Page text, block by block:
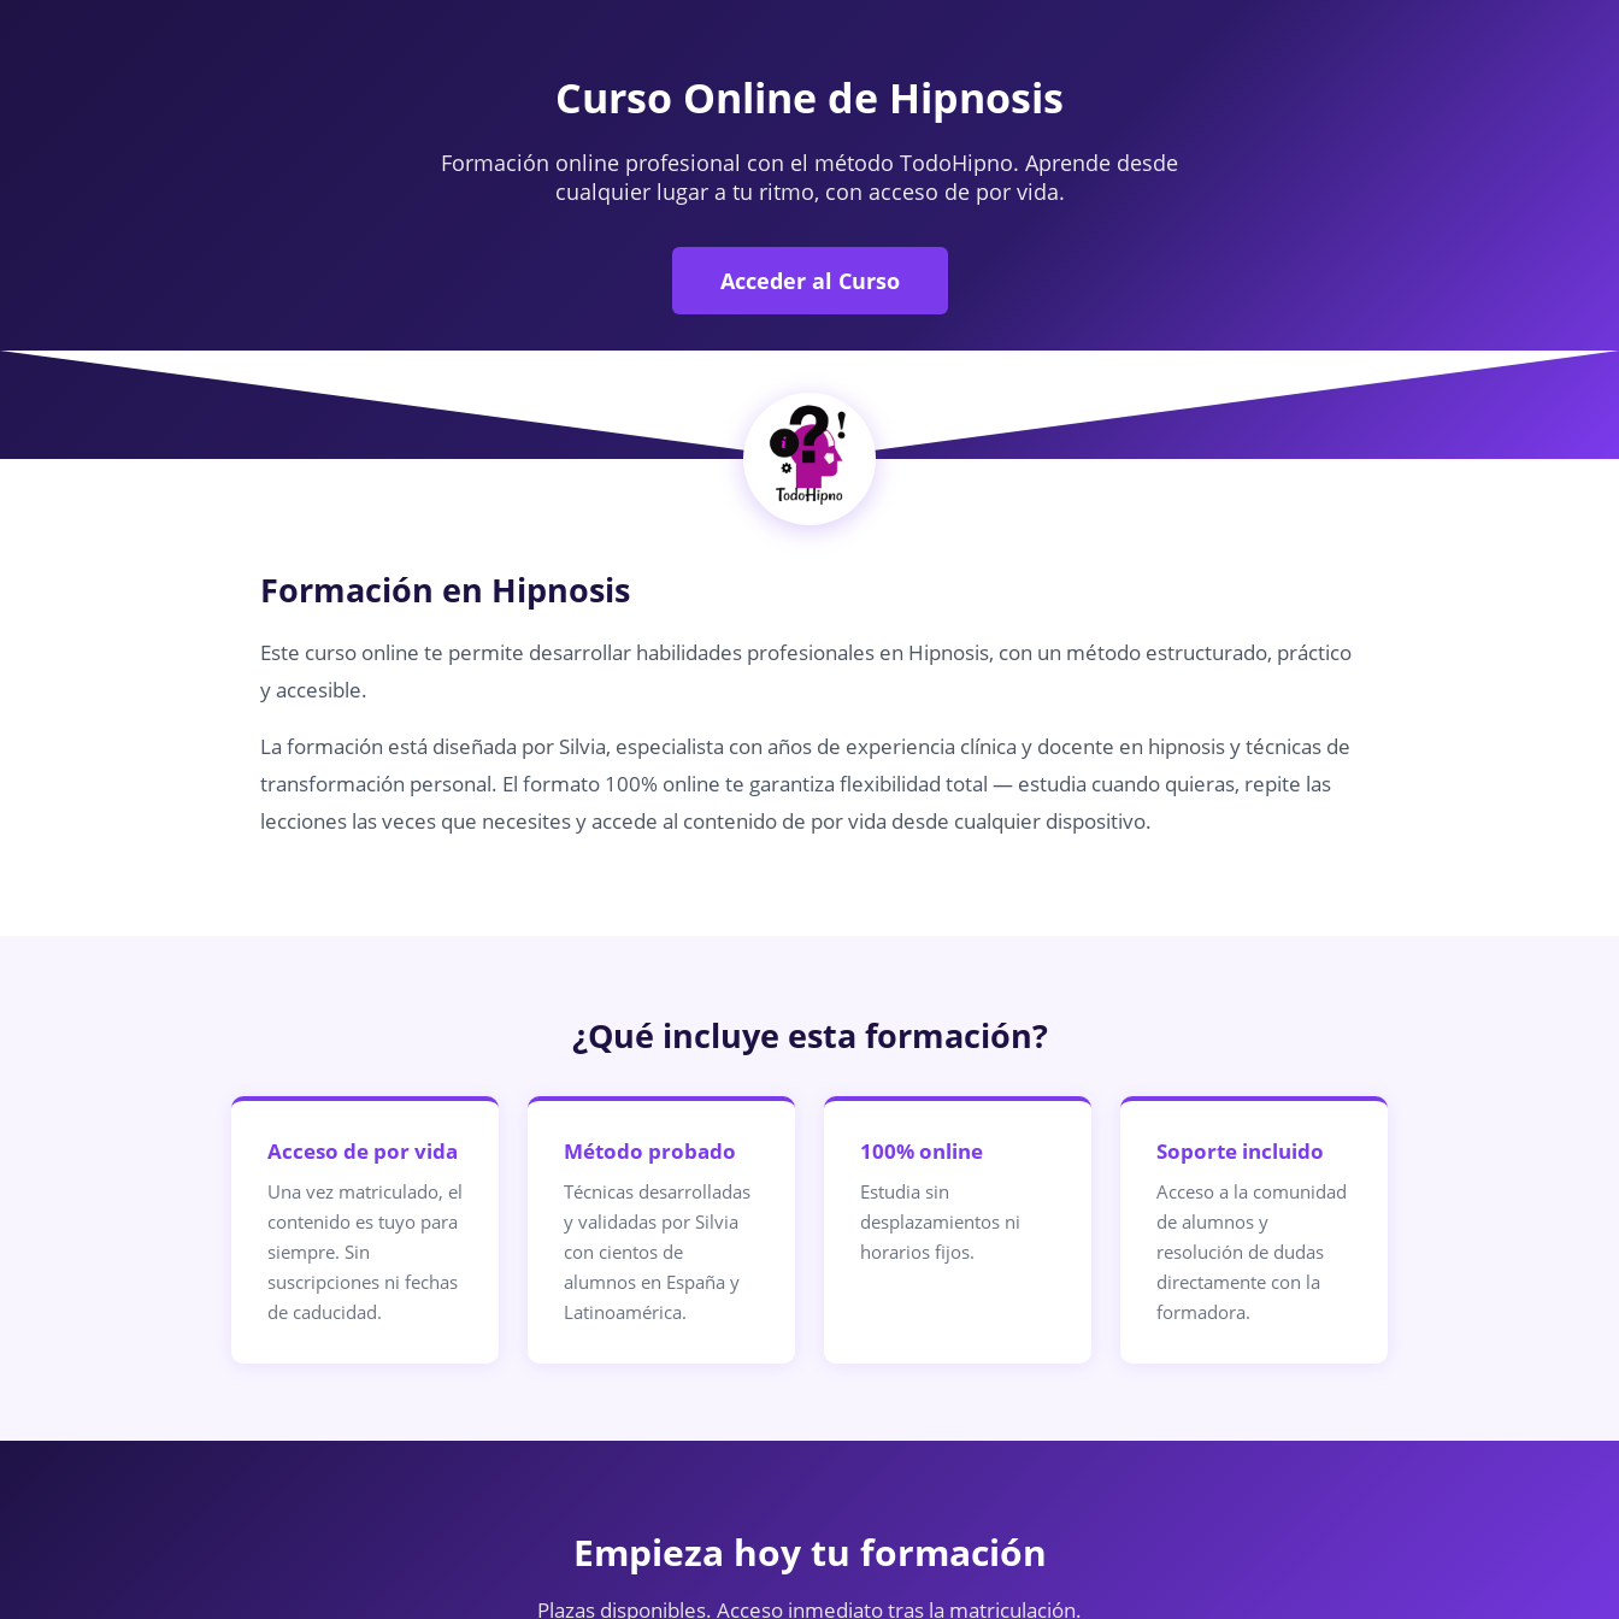
Curso Online de Hipnosis
Formación online profesional con el método TodoHipno. Aprende desde
cualquier lugar a tu ritmo, con acceso de por vida.
Acceder al Curso
Formación en Hipnosis
Este curso online te permite desarrollar habilidades profesionales en Hipnosis, con un método estructurado, práctico
y accesible.
La formación está diseñada por Silvia, especialista con años de experiencia clínica y docente en hipnosis y técnicas de
transformación personal. El formato 100% online te garantiza flexibilidad total — estudia cuando quieras, repite las
lecciones las veces que necesites y accede al contenido de por vida desde cualquier dispositivo.
¿Qué incluye esta formación?
Acceso de por vida
Una vez matriculado, el
contenido es tuyo para
siempre. Sin
suscripciones ni fechas
de caducidad.
Método probado
Técnicas desarrolladas
y validadas por Silvia
con cientos de
alumnos en España y
Latinoamérica.
100% online
Estudia sin
desplazamientos ni
horarios fijos.
Soporte incluido
Acceso a la comunidad
de alumnos y
resolución de dudas
directamente con la
formadora.
Empieza hoy tu formación
Plazas disponibles. Acceso inmediato tras la matriculación.